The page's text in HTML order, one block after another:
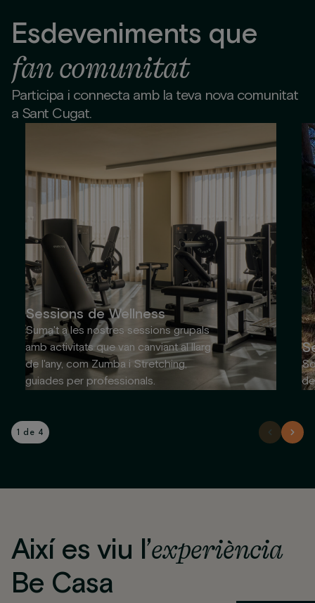
Esdeveniments que
fan comunitat
Participa i connecta amb la teva nova comunitat
a Sant Cugat.
Sessions de Wellness
Suma't a les nostres sessions grupals
amb activitats que van canviant al llarg
de l'any, com Zumba i Stretching,
guiades per professionals.
1 de 4
Així es viu l’experiència
Be Casa